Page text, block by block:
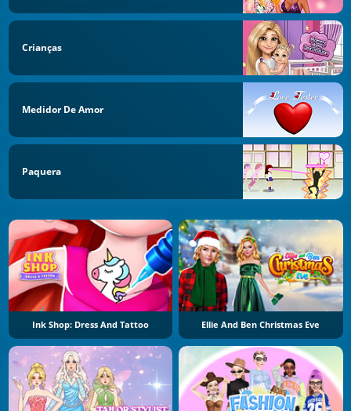
Crianças
Medidor De Amor
Paquera
Ink Shop: Dress And Tattoo Ellie And Ben Christmas Eve